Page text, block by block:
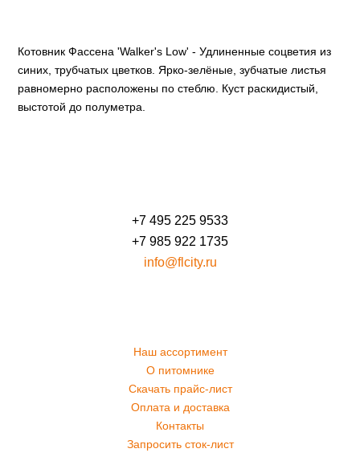
Котовник Фассена 'Walker's Low' - Удлиненные соцветия из
синих, трубчатых цветков. Ярко-зелёные, зубчатые листья
равномерно расположены по стеблю. Куст раскидистый,
выстотой до полуметра.
+7 495 225 9533
+7 985 922 1735
info@flcity.ru
Наш ассортимент
О питомнике
Скачать прайс-лист
Оплата и доставка
Контакты
Запросить сток-лист